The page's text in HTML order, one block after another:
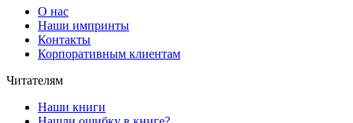
О нас
Наши импринты
Контакты
Корпоративным клиентам
Читателям
Наши книги